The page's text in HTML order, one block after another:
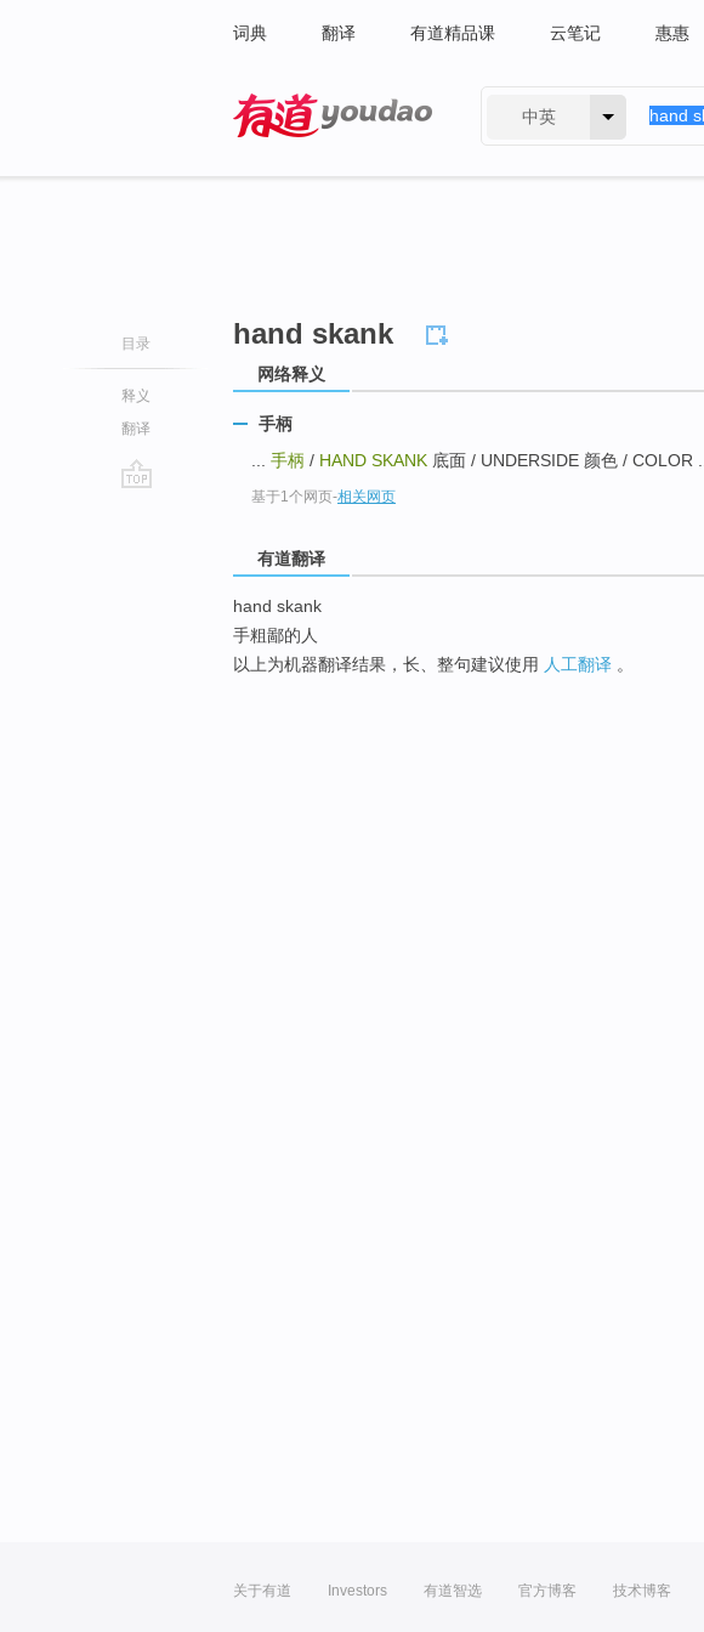
词典 翻译 有道精品课 云笔记 惠惠
中英
目录
释义
翻译
hand skank
网络释义
手柄
手柄 / HAND SKANK 底面 / UNDERSIDE 颜色 / COLOR ...
基于1个网页-相关网页
有道翻译
hand skank
手粗鄙的人
以上为机器翻译结果，长、整句建议使用 人工翻译 。
关于有道 Investors 有道智选 官方博客 技术博客